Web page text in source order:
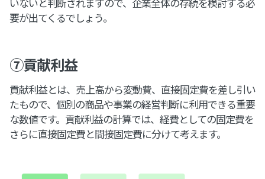
要が出てくるでしょう。
⑦貢献利益
貢献利益とは、売上高から変動費、直接固定費を差し引い
たもので、個別の商品や事業の経営判断に利用できる重要
な数値です。貢献利益の計算では、経費としての固定費を
さらに直接固定費と間接固定費に分けて考えます。